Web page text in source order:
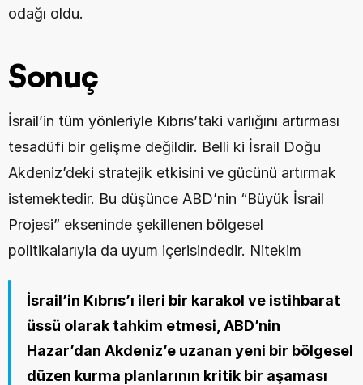
odağı oldu.
Sonuç
İsrail’in tüm yönleriyle Kıbrıs’taki varlığını artırması
tesadüfi bir gelişme değildir. Belli ki İsrail Doğu
Akdeniz’deki stratejik etkisini ve gücünü artırmak
istemektedir. Bu düşünce ABD’nin “Büyük İsrail
Projesi” ekseninde şekillenen bölgesel
politikalarıyla da uyum içerisindedir. Nitekim
İsrail’in Kıbrıs’ı ileri bir karakol ve istihbarat
üssü olarak tahkim etmesi, ABD’nin
Hazar’dan Akdeniz’e uzanan yeni bir bölgesel
düzen kurma planlarının kritik bir aşaması